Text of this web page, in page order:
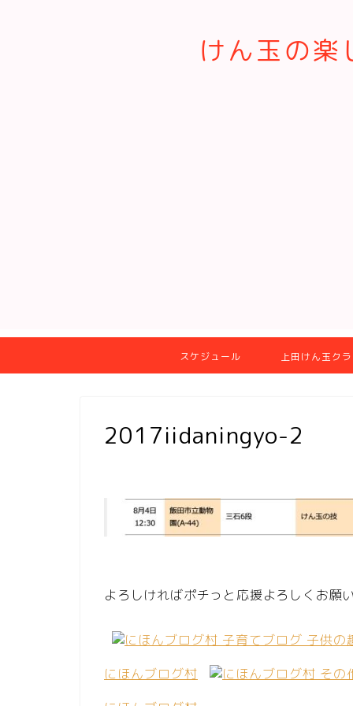
けん玉の
スケジュール 上田けん玉ク
2017iidaningyo-2
よろしければポチっと応援よろしくお願
にほんブログ村